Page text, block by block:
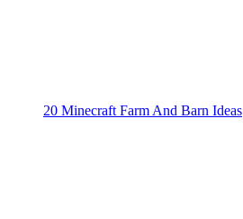
20 Minecraft Farm And Barn Ideas